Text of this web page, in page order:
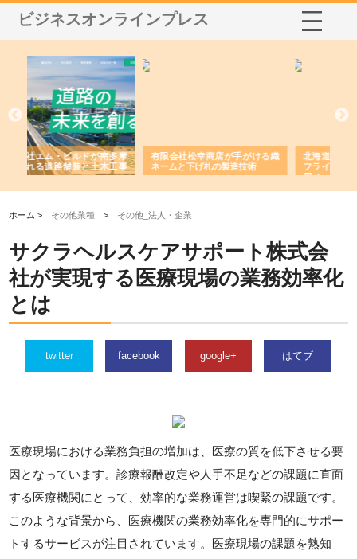
ビジネスオンラインプレス
有限会社松幸商店が手がける織
ネームと下げ札の製造技術
北海道軽金属株式会社がスノー
フライとテーパーブロックの専
用ページを新設
ホーム > その他業種 > その他_法人・企業
サクラヘルスケアサポート株式会
社が実現する医療現場の業務効率化
とは
twitter facebook google+ はてブ
医療現場における業務負担の増加は、医療の質を低下させる要
因となっています。診療報酬改定や人手不足などの課題に直面
する医療機関にとって、効率的な業務運営は喫緊の課題です。
このような背景から、医療機関の業務効率化を専門的にサポー
トするサービスが注目されています。医療現場の課題を熟知